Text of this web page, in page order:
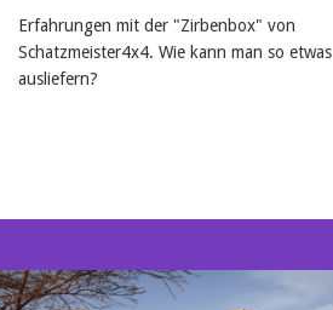
Erfahrungen mit der "Zirbenbox" von
Schatzmeister4x4. Wie kann man so etwas
ausliefern?